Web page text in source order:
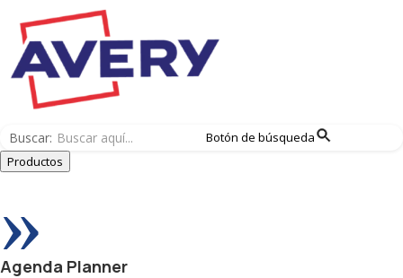
Buscar:
Botón de búsqueda
Productos
»
Agenda Planner